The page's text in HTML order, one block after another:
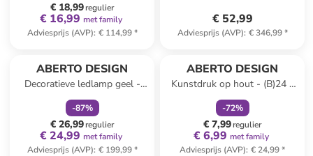
€ 18,99regulier
€ 16,99 met family
Adviesprijs (AVP): € 114,99*
€ 52,99
Adviesprijs (AVP): € 346,99*
ABERTO DESIGN
Decoratieve ledlamp geel -
(L)50 x (B)28 cm
-87%
€ 26,99regulier
€ 24,99 met family
Adviesprijs (AVP): € 199,99*
ABERTO DESIGN
Kunstdruk op hout - (B)24 x
(H)29 cm
-72%
€ 7,99regulier
€ 6,99 met family
Adviesprijs (AVP): € 24,99*